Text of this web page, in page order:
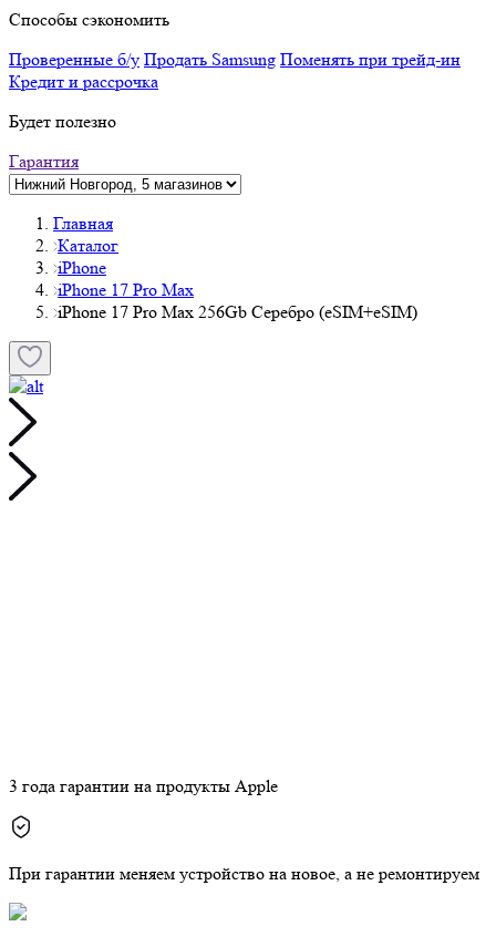
Способы сэкономить
Проверенные б/у Продать Samsung Поменять при трейд-ин
Кредит и рассрочка
Будет полезно
Гарантия
Главная
Каталог
iPhone
iPhone 17 Pro Max
iPhone 17 Pro Max 256Gb Серебро (eSIM+eSIM)
3 года гарантии на продукты Apple
При гарантии меняем устройство на новое, а не ремонтируем